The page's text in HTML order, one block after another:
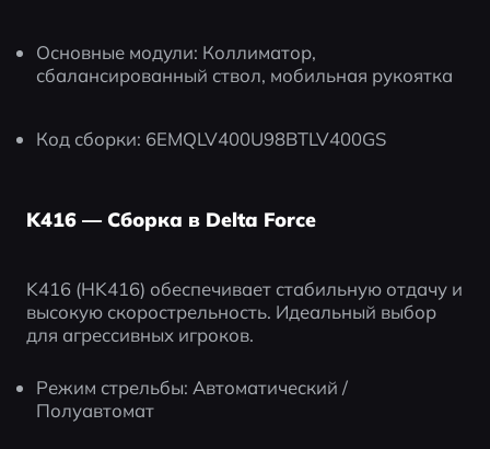
Основные модули: Коллиматор,
сбалансированный ствол, мобильная рукоятка
Код сборки: 6EMQLV400U98BTLV400GS
K416 — Сборка в Delta Force
K416 (HK416) обеспечивает стабильную отдачу и
высокую скорострельность. Идеальный выбор
для агрессивных игроков.
Режим стрельбы: Автоматический /
Полуавтомат